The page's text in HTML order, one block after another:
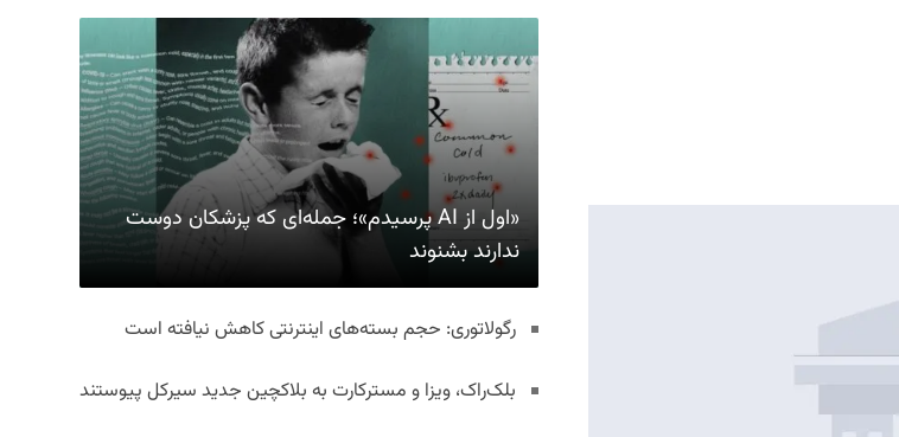
«اول از AI پرسیدم»؛ جمله‌ای که پزشکان دوست
ندارند بشنوند
رگولاتوری: حجم بسته‌های اینترنتی کاهش نیافته است
بلک‌راک، ویزا و مسترکارت به بلاکچین جدید سیرکل پیوستند